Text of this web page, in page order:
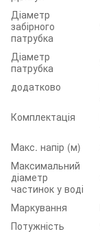
Діаметр
забірного
патрубка
Діаметр
патрубка
додатково
Комплектація
Макс. напір (м)
Максимальний
діаметр
частинок у воді
Маркування
Потужність